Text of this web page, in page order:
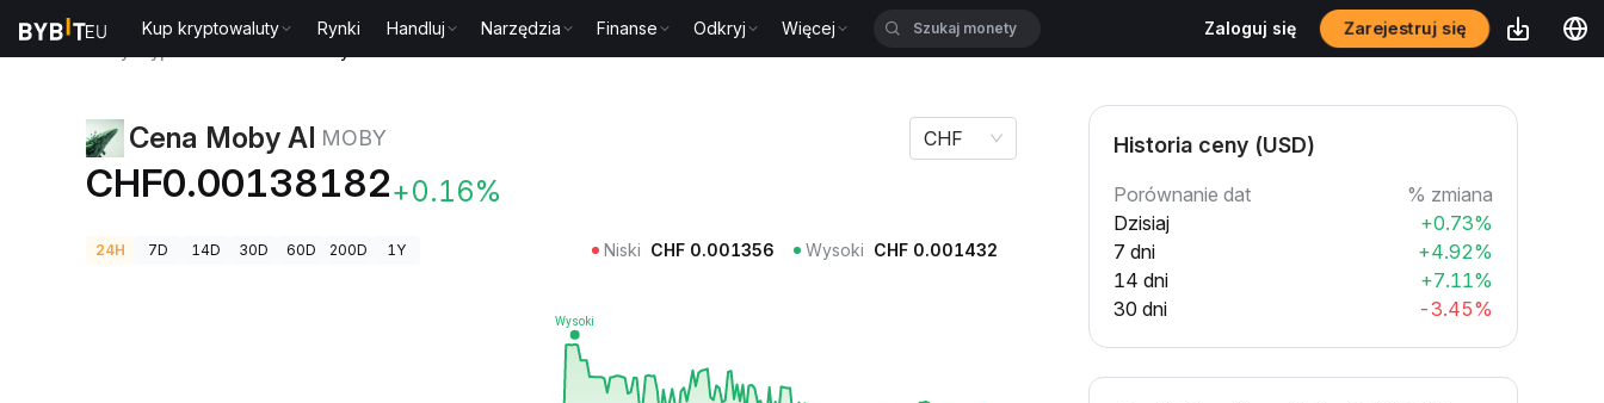
Kup kryptowaluty Rynki Handluj Narzędzia Finanse Odkryj Więcej Zaloguj się Zarejestruj się
Cena Moby AI MOBY
CHF0.00138182+0.16%
CHF
24H 7D 14D 30D 60D 200D 1Y Niski CHF 0.001356 Wysoki CHF 0.001432
Historia ceny (USD)
Porównanie dat
% zmiana
Dzisiaj
+0.73%
7 dni
+4.92%
14 dni
+7.11%
30 dni
-3.45%